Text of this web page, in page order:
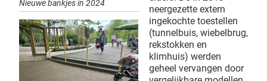
Nieuwe bankjes in 2024
neergezette extern
ingekochte toestellen
(tunnelbuis, wiebelbrug,
rekstokken en
klimhuis) werden
geheel vervangen door